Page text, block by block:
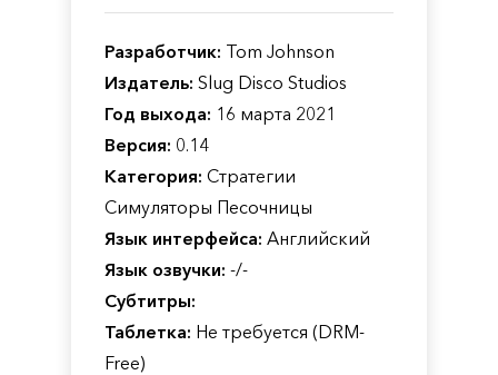
Разработчик: Tom Johnson
Издатель: Slug Disco Studios
Год выхода: 16 марта 2021
Версия: 0.14
Категория: Стратегии
Симуляторы Песочницы
Язык интерфейса: Английский
Язык озвучки: -/-
Субтитры:
Таблетка: Не требуется (DRM-
Free)